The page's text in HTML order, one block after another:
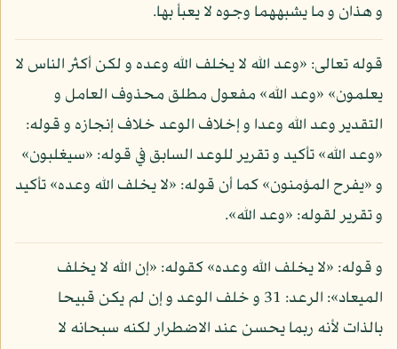
و هذان و ما يشبههما وجوه لا يعبأ بها.
قوله تعالى: «وعد الله لا يخلف الله وعده و لكن أكثر الناس لا
يعلمون» «وعد الله» مفعول مطلق محذوف العامل و
التقدير وعد الله وعدا و إخلاف الوعد خلاف إنجازه و قوله:
«وعد الله» تأكيد و تقرير للوعد السابق في قوله: «سيغلبون»
و «يفرح المؤمنون» كما أن قوله: «لا يخلف الله وعده» تأكيد
و تقرير لقوله: «وعد الله».
و قوله: «لا يخلف الله وعده» كقوله: «إن الله لا يخلف
الميعاد»: الرعد: 31 و خلف الوعد و إن لم يكن قبيحا
بالذات لأنه ربما يحسن عند الاضطرار لكنه سبحانه لا